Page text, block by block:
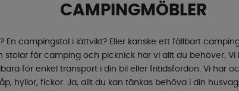
CAMPINGMÖBLER
En campingstol i lättvikt? Eller kanske ett fällbart
för camping och picknick har vi allt du behöver.
för enkel transport i din bil eller fritidsfordon. Vi har
hyllor, fickor. Ja, allt du kan tänkas behöva i din